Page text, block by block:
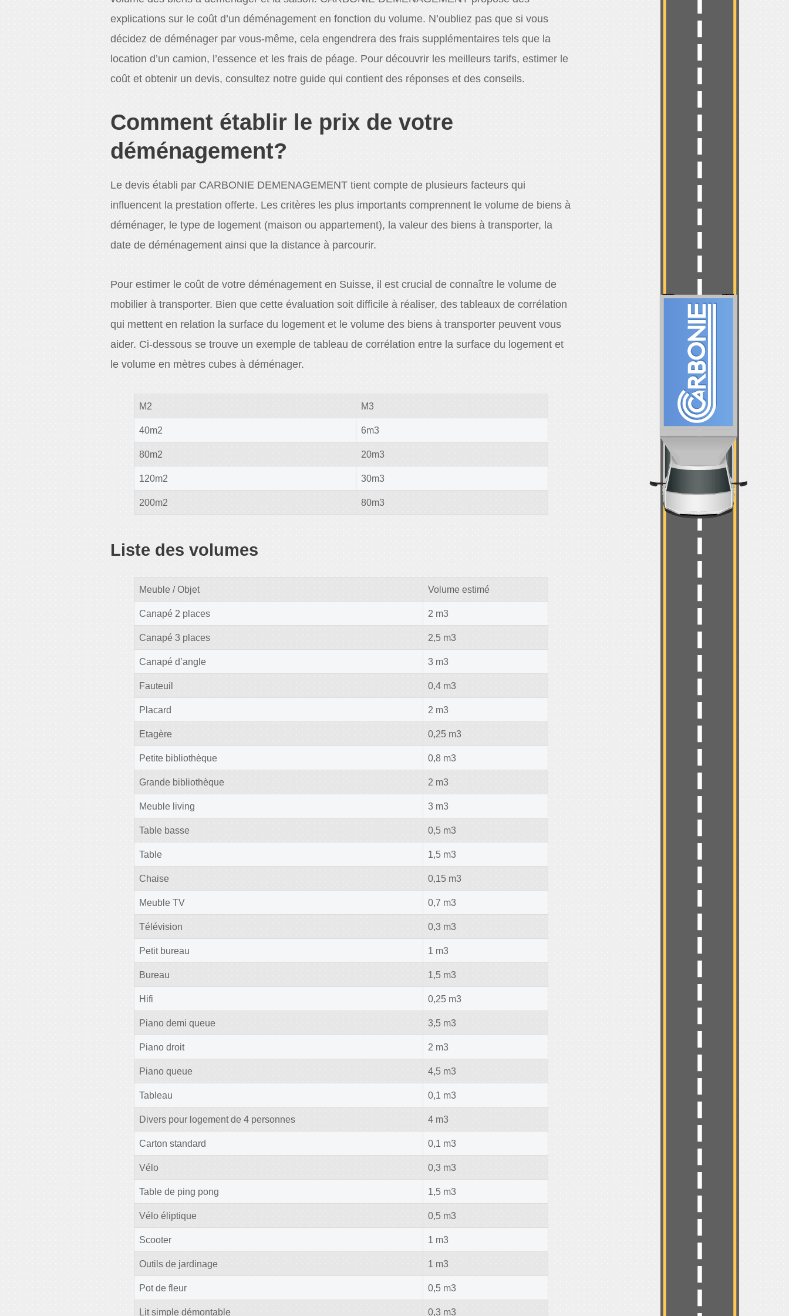
explications sur le coût d’un déménagement en fonction du volume. N’oubliez pas que si vous
décidez de déménager par vous-même, cela engendrera des frais supplémentaires tels que la
location d’un camion, l’essence et les frais de péage. Pour découvrir les meilleurs tarifs, estimer le
coût et obtenir un devis, consultez notre guide qui contient des réponses et des conseils.
Comment établir le prix de votre
déménagement?
Le devis établi par CARBONIE DEMENAGEMENT tient compte de plusieurs facteurs qui
influencent la prestation offerte. Les critères les plus importants comprennent le volume de biens à
déménager, le type de logement (maison ou appartement), la valeur des biens à transporter, la
date de déménagement ainsi que la distance à parcourir.
Pour estimer le coût de votre déménagement en Suisse, il est crucial de connaître le volume de
mobilier à transporter. Bien que cette évaluation soit difficile à réaliser, des tableaux de corrélation
qui mettent en relation la surface du logement et le volume des biens à transporter peuvent vous
aider. Ci-dessous se trouve un exemple de tableau de corrélation entre la surface du logement et
le volume en mètres cubes à déménager.
M2 M3
40m2 6m3
80m2 20m3
120m2 30m3
200m2 80m3
Liste des volumes
Meuble / Objet Volume estimé
Canapé 2 places 2 m3
Canapé 3 places 2,5 m3
Canapé d’angle 3 m3
Fauteuil 0,4 m3
Placard 2 m3
Etagère 0,25 m3
Petite bibliothèque 0,8 m3
Grande bibliothèque 2 m3
Meuble living 3 m3
Table basse 0,5 m3
Table 1,5 m3
Chaise 0,15 m3
Meuble TV 0,7 m3
Télévision 0,3 m3
Petit bureau 1 m3
Bureau 1,5 m3
Hifi 0,25 m3
Piano demi queue 3,5 m3
Piano droit 2 m3
Piano queue 4,5 m3
Tableau 0,1 m3
Divers pour logement de 4 personnes 4 m3
Carton standard 0,1 m3
Vélo 0,3 m3
Table de ping pong 1,5 m3
Vélo éliptique 0,5 m3
Scooter 1 m3
Outils de jardinage 1 m3
Pot de fleur 0,5 m3
Lit simple démontable 0,3 m3